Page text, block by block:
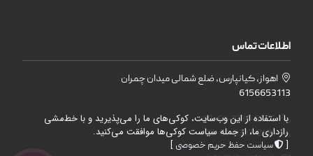
اطلاعات تماس
اهواز، کیانپارس، ضلع شمالی میدان چمران
6156653113
+98-61-3337-3575
+98-61-3337-2431
با استفاده از این وب‌سایت، کوکی‌های ما را می‌پذیرید و با خط‌مشی
رازداری ما، از جمله سیاست کوکی‌ها موافقت می‌کنید.
[
سیاست حفظ حریم خصوصی ]